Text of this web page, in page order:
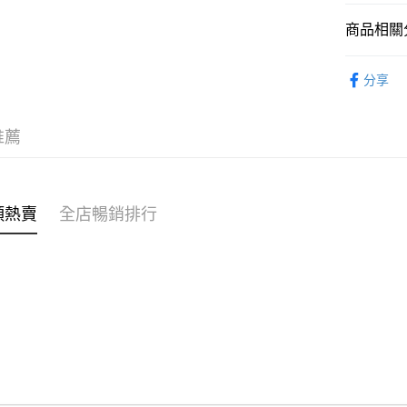
WeChat
送貨方式
商品相關
分享
薦
賣 全店暢銷排行